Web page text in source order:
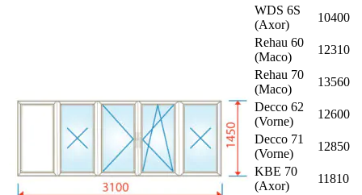
WDS 6S
(Axor)
10400
Rehau 60
(Maco)
12310
Rehau 70
(Maco)
13560
Decco 62
(Vorne)
12600
Decco 71
(Vorne)
12850
KBE 70
(Axor)
11810